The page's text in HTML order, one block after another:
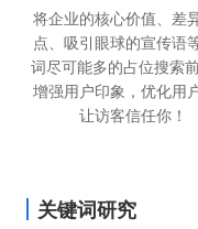
将企业的核心价值、差
点、吸引眼球的宣传语
词尽可能多的占位搜索
增强用户印象，优化用
让访客信任你！
关键词研究